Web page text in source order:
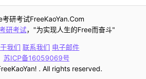
考研考试FreeKaoYan.Com
研考试，"为实现人生的Free而奋斗"
我们 联系我们 电子邮件
苏ICP备16059069号
. All rights reserved.